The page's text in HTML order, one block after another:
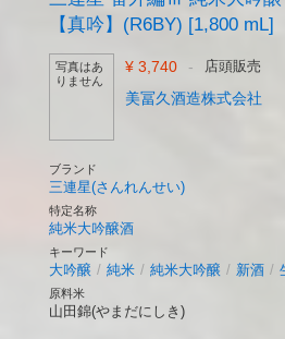
【真吟】(R6BY) [1,800 mL]
写真はあ
りません
¥ 3,740 - 店頭販売
美冨久酒造株式会社
ブランド
三連星(さんれんせい)
特定名称
純米大吟醸酒
キーワード
大吟醸 / 純米 / 純米大吟醸 / 新酒 /
原料米
山田錦(やまだにしき)